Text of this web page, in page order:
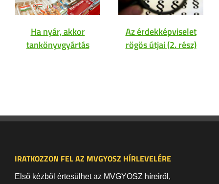
Ha nyár, akkor
tankönyvgyártás
Az érdekképviselet
rögös útjai (2. rész)
IRATKOZZON FEL AZ MVGYOSZ HÍRLEVELÉRE
Első kézből értesülhet az MVGYOSZ híreiről,